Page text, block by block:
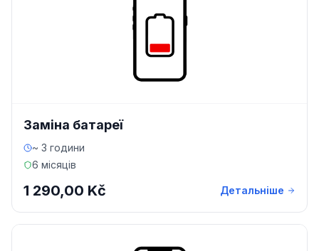
Заміна батареї
~ 3 години
6 місяців
1 290,00 Kč Детальніше